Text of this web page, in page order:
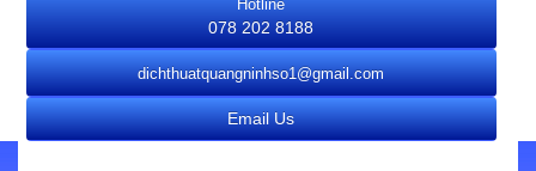
Hotline
078 202 8188
dichthuatquangninhso1@gmail.com
Email Us